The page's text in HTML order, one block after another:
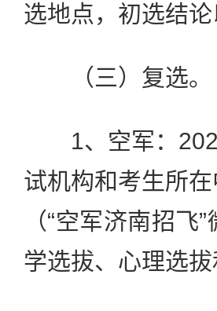
选地点，初选结
（三）复选。
1、空军：
试机构和考生所
（“空军济南招
学选拔、心理选